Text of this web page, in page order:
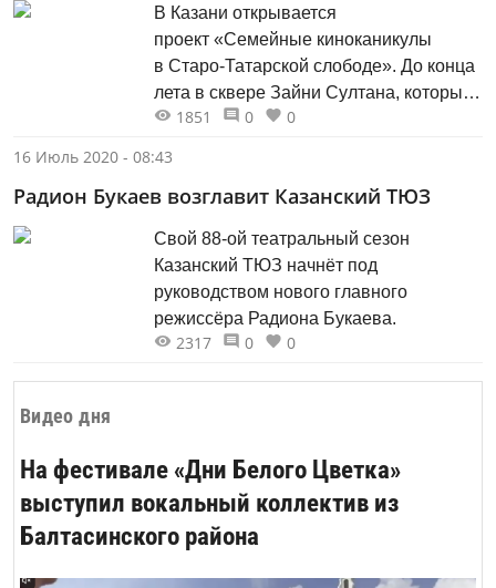
Видео дня
На фестивале «Дни Белого Цветка»
выступил вокальный коллектив из
Балтасинского района
В Казани открывается
проект «Семейные киноканикулы
в Старо-Татарской слободе». До конца
лета в сквере Зайни Султана, который
находится рядом с мечетью «Аль-
бесплатно будут показывать
и мультипликационные фильмы.
1851 0
0
16 Июль 2020 - 08:43
Радион Букаев возглавит Казанский ТЮЗ
Свой 88-ой театральный сезон
Казанский ТЮЗ начнёт под
руководством нового главного
режиссёра Радиона Букаева.
2317 0 0